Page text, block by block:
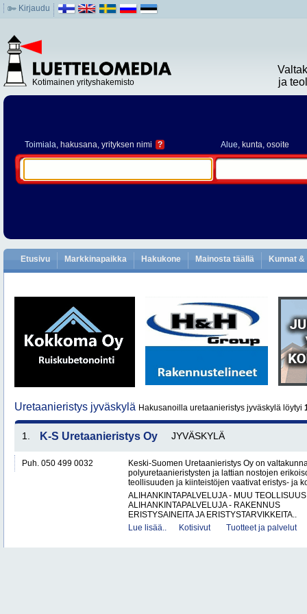
Kirjaudu
Kotimainen yrityshakemisto
ja
Toimiala, hakusana, yrityksen nimi ? Alue, kunta, osoite
Etusivu Markkinapaikka Hakukone Mainosta täällä Kunnat
Uretaanieristys jyväskylä Hakusanoilla uretaanieristys jyväskylä löytyi
1. K-S Uretaanieristys Oy JYVÄSKYLÄ
Puh. 050 499 0032
Keski-Suomen Uretaanieristys Oy on
polyuretaanieristysten ja lattian nostojen
teollisuuden ja kiinteistöjen vaativat eristys- ja
ALIHANKINTAPALVELUJA - MUU TEOLLISUUS
ALIHANKINTAPALVELUJA - RAKENNUS
ERISTYSAINEITA JA ERISTYSTARVIKKEITA..
Lue lisää..
Kotisivut Tuotteet ja palvelut